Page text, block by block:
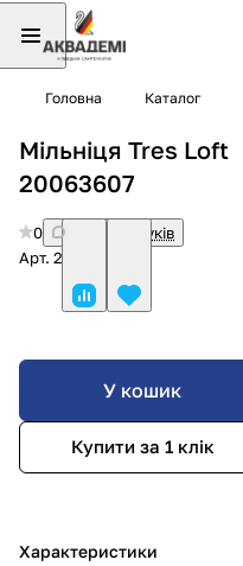
Головна Каталог
Мільніця Tres Loft
20063607
0
Немає відгуків
Арт. 20063607
У кошик
Купити за 1 клiк
Характеристики